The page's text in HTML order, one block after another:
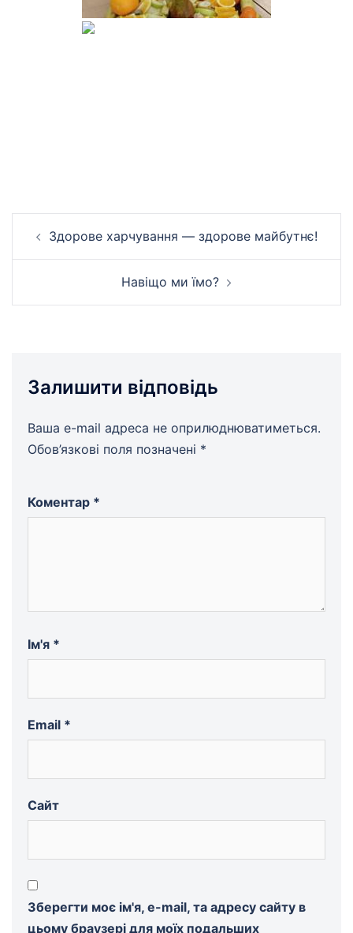
запису
Здорове харчування — здорове майбутнє!
Навіщо ми їмо?
Залишити відповідь
Ваша e-mail адреса не оприлюднюватиметься.
Обов’язкові поля позначені *
Коментар *
Ім'я *
Email *
Сайт
Зберегти моє ім'я, e-mail, та адресу сайту в
цьому браузері для моїх подальших